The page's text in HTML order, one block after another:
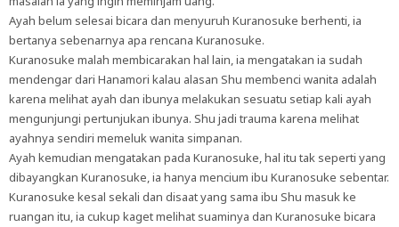
Ayah belum selesai bicara dan menyuruh Kuranosuke berhenti, ia
bertanya sebenarnya apa rencana Kuranosuke.
Kuranosuke malah membicarakan hal lain, ia mengatakan ia sudah
mendengar dari Hanamori kalau alasan Shu membenci wanita adalah
karena melihat ayah dan ibunya melakukan sesuatu setiap kali ayah
mengunjungi pertunjukan ibunya. Shu jadi trauma karena melihat
ayahnya sendiri memeluk wanita simpanan.
Ayah kemudian mengatakan pada Kuranosuke, hal itu tak seperti yang
dibayangkan Kuranosuke, ia hanya mencium ibu Kuranosuke sebentar.
Kuranosuke kesal sekali dan disaat yang sama ibu Shu masuk ke
ruangan itu, ia cukup kaget melihat suaminya dan Kuranosuke bicara